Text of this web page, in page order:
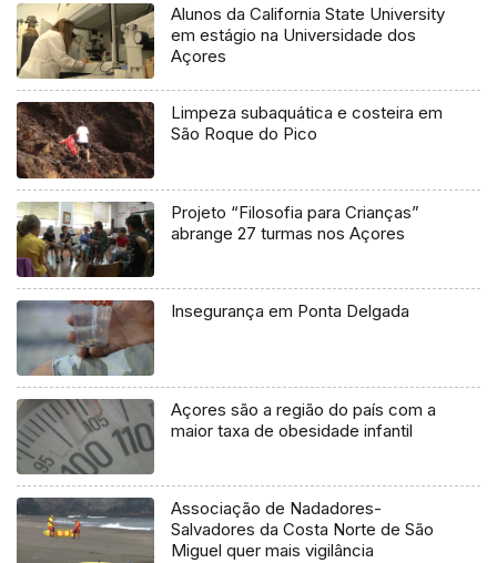
Alunos da California State University
em estágio na Universidade dos
Açores
Limpeza subaquática e costeira em
São Roque do Pico
Projeto “Filosofia para Crianças”
abrange 27 turmas nos Açores
Insegurança em Ponta Delgada
Açores são a região do país com a
maior taxa de obesidade infantil
Associação de Nadadores-
Salvadores da Costa Norte de São
Miguel quer mais vigilância